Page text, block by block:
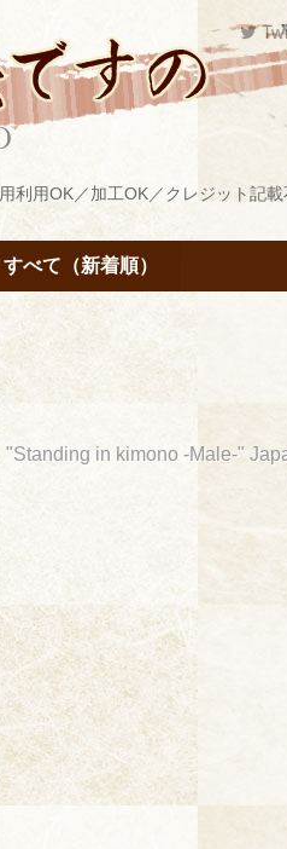
利用OK／加工OK／クレジット記
すべて（新着順）
"Standing in kimono -Male-"